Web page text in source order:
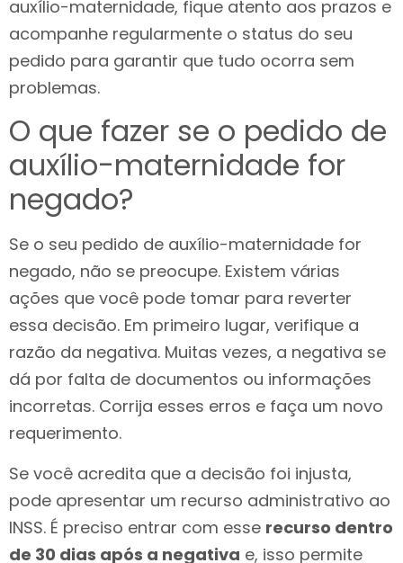
auxílio-maternidade, fique atento aos prazos e
acompanhe regularmente o status do seu
pedido para garantir que tudo ocorra sem
problemas.
O que fazer se o pedido de
auxílio-maternidade for
negado?
Se o seu pedido de auxílio-maternidade for
negado, não se preocupe. Existem várias
ações que você pode tomar para reverter
essa decisão. Em primeiro lugar, verifique a
razão da negativa. Muitas vezes, a negativa se
dá por falta de documentos ou informações
incorretas. Corrija esses erros e faça um novo
requerimento.
Se você acredita que a decisão foi injusta,
pode apresentar um recurso administrativo ao
INSS. É preciso entrar com esse recurso dentro
de 30 dias após a negativa e, isso permite